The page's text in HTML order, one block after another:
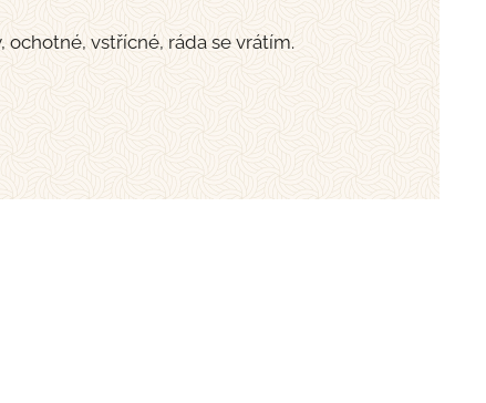
ochotné, vstřícné, ráda se vrátím.